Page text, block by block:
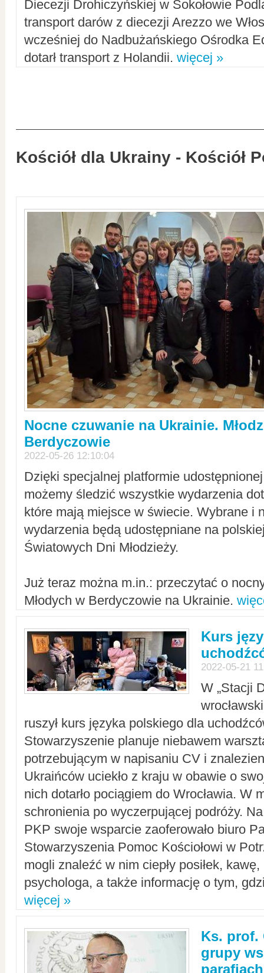
Diecezji Drohiczyńskiej w Sokołowie
transport darów z diecezji Arezzo we
wcześniej do Nadbużańskiego Ośrodka
dotarł transport z Holandii. więcej »
Kościół dla Ukrainy - Kościół
Nocne czuwanie na Ukrainie.
Berdyczowie
2022-05-26 12:10:04
Dzięki specjalnej platformie
możemy śledzić wszystkie wydarzenia
które mają miejsce w świecie. Wybrane i
wydarzenia będą udostępniane na
Światowych Dni Młodzieży.
Już teraz można m.in.: przeczytać o
Młodych w Berdyczowie na Ukrainie.
Kurs
2022-05-21
W „Stacji
ruszył kurs języka polskiego dla
Stowarzyszenie planuje niebawem
potrzebującym w napisaniu CV i
Ukraińców uciekło z kraju w obawie o
nich dotarło pociągiem do Wrocławia. W
schronienia po wyczerpującej podróży.
PKP swoje wsparcie zaoferowało biuro
Stowarzyszenia Pomoc Kościołowi w
mogli znaleźć w nim ciepły posiłek,
psychologa, a także informację o tym,
więcej »
Ks. prof.
grupy
parafiach